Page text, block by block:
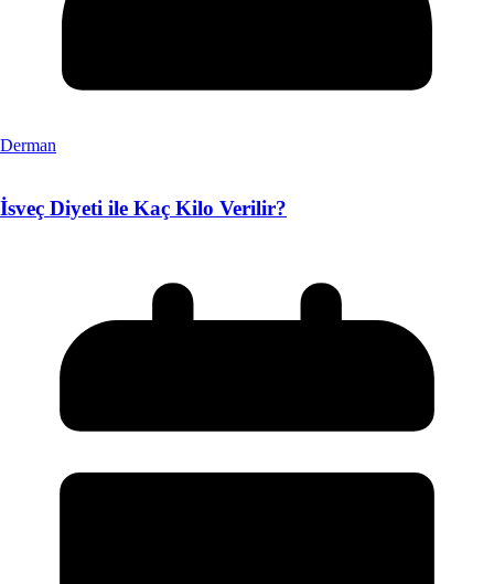
Derman
İsveç Diyeti ile Kaç Kilo Verilir?